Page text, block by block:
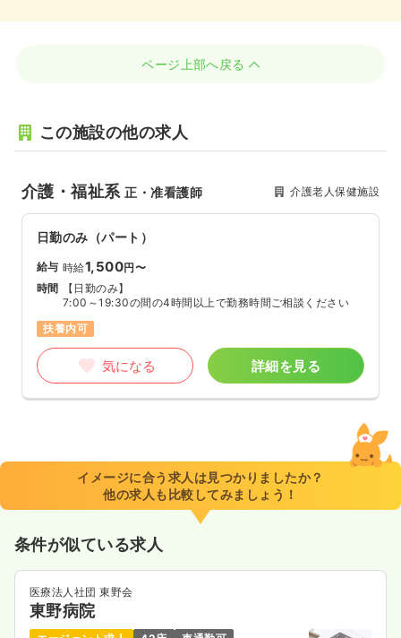
ページ上部へ戻る
この施設の他の求人
介護・福祉系正・准看護師 介護老人保健施設
日勤のみ（パート）
給与 時給1,500円〜
時間
【日勤のみ】
7:00～19:30の間の4時間以上で勤務時間ご相談ください
扶養内可
気になる 詳細を見る
イメージに合う求人は見つかりましたか？
他の求人も比較してみましょう！
条件が似ている求人
医療法人社団 東野会
東野病院